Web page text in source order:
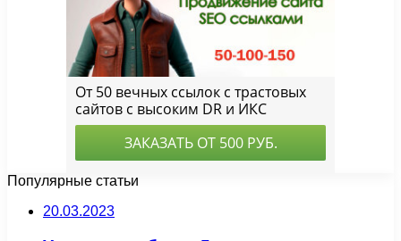
Популярные статьи
20.03.2023